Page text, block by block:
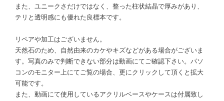
また、ユニークさだけではなく、整った柱状結晶で厚みがあり、
テリと透明感にも優れた良標本です。
リペアや加工はございません。
天然石のため、自然由来のカケやキズなどがある場合がございま
す。写真のみで判断できない部分は動画にてご確認下さい。パソ
コンのモニター上にてご覧の場合、更にクリックして頂くと拡大
可能です。
また、動画にて使用しているアクリルベースやケースは付属致し